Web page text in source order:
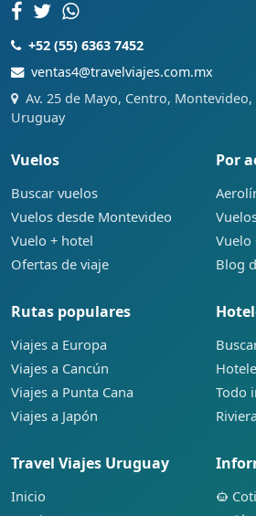
+52 (55) 6363 7452
ventas4@travelviajes.com.mx
Av. 25 de Mayo, Centro,
Uruguay
Vuelos
Buscar vuelos
Vuelos desde Montevideo
Vuelo + hotel
Ofertas de viaje
Por
Vuelo
Blog
Rutas populares
Viajes a Europa
Viajes a Cancún
Viajes a Punta Cana
Viajes a Japón
Todo
Travel Viajes Uruguay
Inicio